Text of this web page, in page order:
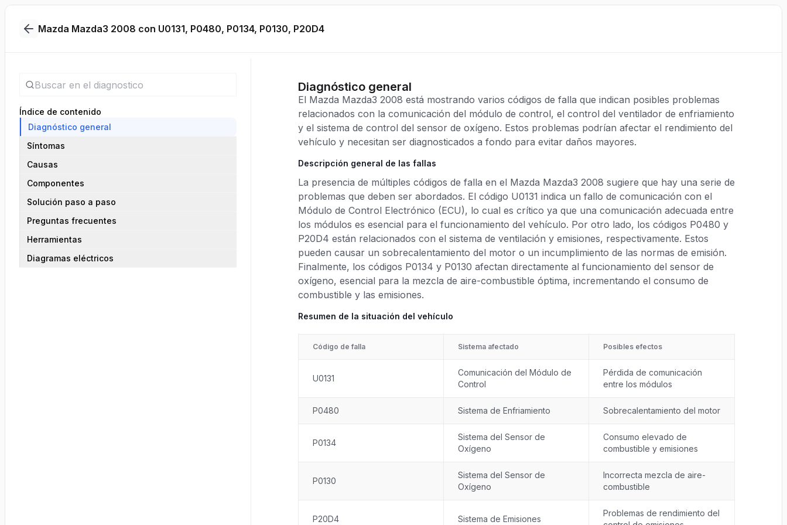
Mazda Mazda3 2008 con U0131, P0480, P0134, P0130, P20D4
Índice de contenido
Diagnóstico general
Síntomas
Causas
Componentes
Solución paso a paso
Preguntas frecuentes
Herramientas
Diagramas eléctricos
Diagnóstico general
El Mazda Mazda3 2008 está mostrando varios códigos de falla que indican posibles problemas
relacionados con la comunicación del módulo de control, el control del ventilador de enfriamiento
y el sistema de control del sensor de oxígeno. Estos problemas podrían afectar el rendimiento del
vehículo y necesitan ser diagnosticados a fondo para evitar daños mayores.
Descripción general de las fallas
La presencia de múltiples códigos de falla en el Mazda Mazda3 2008 sugiere que hay una serie de
problemas que deben ser abordados. El código U0131 indica un fallo de comunicación con el
Módulo de Control Electrónico (ECU), lo cual es crítico ya que una comunicación adecuada entre
los módulos es esencial para el funcionamiento del vehículo. Por otro lado, los códigos P0480 y
P20D4 están relacionados con el sistema de ventilación y emisiones, respectivamente. Estos
pueden causar un sobrecalentamiento del motor o un incumplimiento de las normas de emisión.
Finalmente, los códigos P0134 y P0130 afectan directamente al funcionamiento del sensor de
oxígeno, esencial para la mezcla de aire-combustible óptima, incrementando el consumo de
combustible y las emisiones.
Resumen de la situación del vehículo
Código de falla Sistema afectado Posibles efectos
U0131
Comunicación del Módulo de
Control
Pérdida de comunicación
entre los módulos
P0480 Sistema de Enfriamiento Sobrecalentamiento del motor
P0134
Sistema del Sensor de
Oxígeno
Consumo elevado de
combustible y emisiones
P0130
Sistema del Sensor de
Oxígeno
Incorrecta mezcla de aire-
combustible
P20D4 Sistema de Emisiones
Problemas de rendimiento del